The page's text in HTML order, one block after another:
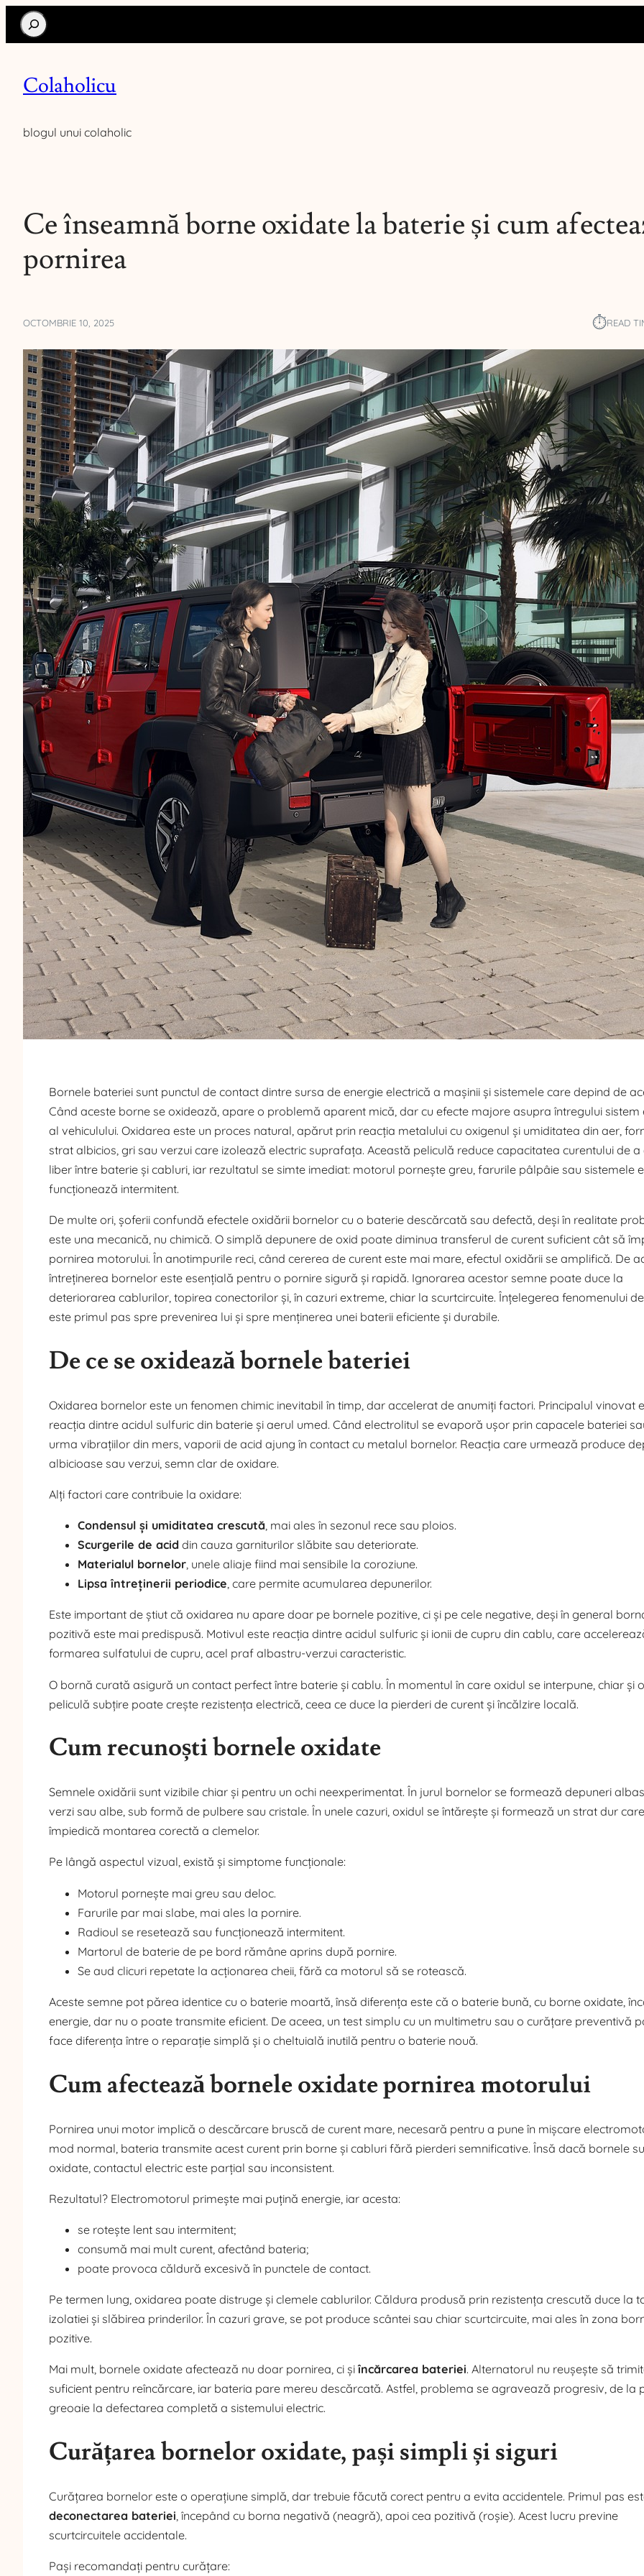
Search
Colaholicu
blogul unui colaholic
Ce înseamnă borne oxidate la baterie și cum
pornirea
OCTOMBRIE 10, 2025 ⏱︎READ
Bornele bateriei sunt punctul de contact dintre sursa de energie electrică a mașinii și sistemele care depind de
Când aceste borne se oxidează, apare o problemă aparent mică, dar cu efecte majore asupra întregului sistem
al vehiculului. Oxidarea este un proces natural, apărut prin reacția metalului cu oxigenul și umiditatea din aer,
strat albicios, gri sau verzui care izolează electric suprafața. Această peliculă reduce capacitatea curentului de a
liber între baterie și cabluri, iar rezultatul se simte imediat: motorul pornește greu, farurile pâlpâie sau sistemele
funcționează intermitent.
De multe ori, șoferii confundă efectele oxidării bornelor cu o baterie descărcată sau defectă, deși în realitate
este una mecanică, nu chimică. O simplă depunere de oxid poate diminua transferul de curent suficient cât să
pornirea motorului. În anotimpurile reci, când cererea de curent este mai mare, efectul oxidării se amplifică. De
întreținerea bornelor este esențială pentru o pornire sigură și rapidă. Ignorarea acestor semne poate duce la
deteriorarea cablurilor, topirea conectorilor și, în cazuri extreme, chiar la scurtcircuite. Înțelegerea fenomenului
este primul pas spre prevenirea lui și spre menținerea unei baterii eficiente și durabile.
De ce se oxidează bornele bateriei
Oxidarea bornelor este un fenomen chimic inevitabil în timp, dar accelerat de anumiți factori. Principalul vinovat
reacția dintre acidul sulfuric din baterie și aerul umed. Când electrolitul se evaporă ușor prin capacele bateriei
urma vibrațiilor din mers, vaporii de acid ajung în contact cu metalul bornelor. Reacția care urmează produce
albicioase sau verzui, semn clar de oxidare.
Alți factori care contribuie la oxidare:
Condensul și umiditatea crescută, mai ales în sezonul rece sau ploios.
Scurgerile de acid din cauza garniturilor slăbite sau deteriorate.
Materialul bornelor, unele aliaje fiind mai sensibile la coroziune.
Lipsa întreținerii periodice, care permite acumularea depunerilor.
Este important de știut că oxidarea nu apare doar pe bornele pozitive, ci și pe cele negative, deși în general
pozitivă este mai predispusă. Motivul este reacția dintre acidul sulfuric și ionii de cupru din cablu, care
formarea sulfatului de cupru, acel praf albastru-verzui caracteristic.
O bornă curată asigură un contact perfect între baterie și cablu. În momentul în care oxidul se interpune, chiar și o
peliculă subțire poate crește rezistența electrică, ceea ce duce la pierderi de curent și încălzire locală.
Cum recunoști bornele oxidate
Semnele oxidării sunt vizibile chiar și pentru un ochi neexperimentat. În jurul bornelor se formează depuneri
verzi sau albe, sub formă de pulbere sau cristale. În unele cazuri, oxidul se întărește și formează un strat dur care
împiedică montarea corectă a clemelor.
Pe lângă aspectul vizual, există și simptome funcționale:
Motorul pornește mai greu sau deloc.
Farurile par mai slabe, mai ales la pornire.
Radioul se resetează sau funcționează intermitent.
Martorul de baterie de pe bord rămâne aprins după pornire.
Se aud clicuri repetate la acționarea cheii, fără ca motorul să se rotească.
Aceste semne pot părea identice cu o baterie moartă, însă diferența este că o baterie bună, cu borne oxidate,
energie, dar nu o poate transmite eficient. De aceea, un test simplu cu un multimetru sau o curățare preventivă
face diferența între o reparație simplă și o cheltuială inutilă pentru o baterie nouă.
Cum afectează bornele oxidate pornirea motorului
Pornirea unui motor implică o descărcare bruscă de curent mare, necesară pentru a pune în mișcare
mod normal, bateria transmite acest curent prin borne și cabluri fără pierderi semnificative. Însă dacă bornele
oxidate, contactul electric este parțial sau inconsistent.
Rezultatul? Electromotorul primește mai puțină energie, iar acesta:
se rotește lent sau intermitent;
consumă mai mult curent, afectând bateria;
poate provoca căldură excesivă în punctele de contact.
Pe termen lung, oxidarea poate distruge și clemele cablurilor. Căldura produsă prin rezistența crescută duce la
izolatiei și slăbirea prinderilor. În cazuri grave, se pot produce scântei sau chiar scurtcircuite, mai ales în zona
pozitive.
Mai mult, bornele oxidate afectează nu doar pornirea, ci șiîncărcarea bateriei. Alternatorul nu reușește să
suficient pentru reîncărcare, iar bateria pare mereu descărcată. Astfel, problema se agravează progresiv, de la
greoaie la defectarea completă a sistemului electric.
Curățarea bornelor oxidate, pași simpli și siguri
Curățarea bornelor este o operațiune simplă, dar trebuie făcută corect pentru a evita accidentele. Primul pas
deconectarea bateriei , începând cu borna negativă (neagră), apoi cea pozitivă (roșie). Acest lucru previne
scurtcircuitele accidentale.
Pași recomandați pentru curățare: